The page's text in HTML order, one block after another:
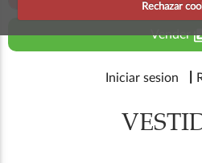
Rechazar
Vender
Iniciar sesion